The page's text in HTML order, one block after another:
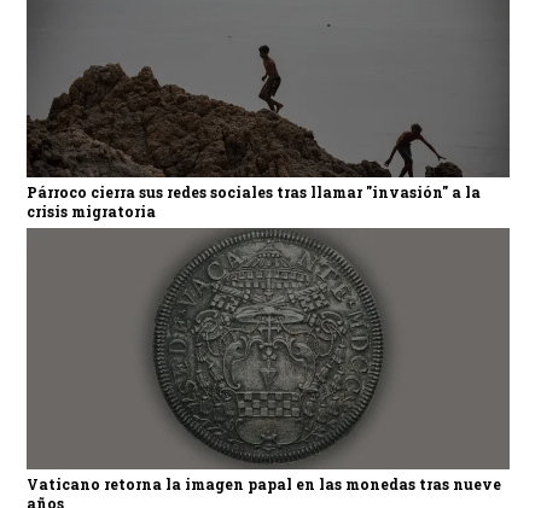
Párroco cierra sus redes sociales tras llamar "invasión" a la
crisis migratoria
Vaticano retorna la imagen papal en las monedas tras nueve
años